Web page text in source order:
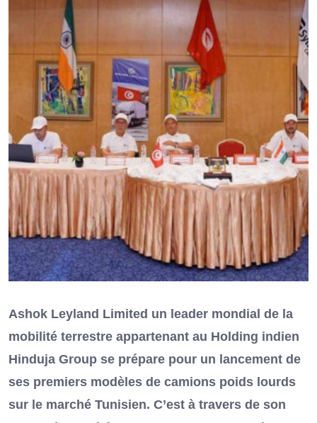
Ashok Leyland Limited un leader mondial de la
mobilité terrestre appartenant au Holding indien
Hinduja Group se prépare pour un lancement de
ses premiers modèles de camions poids lourds
sur le marché Tunisien. C’est à travers de son